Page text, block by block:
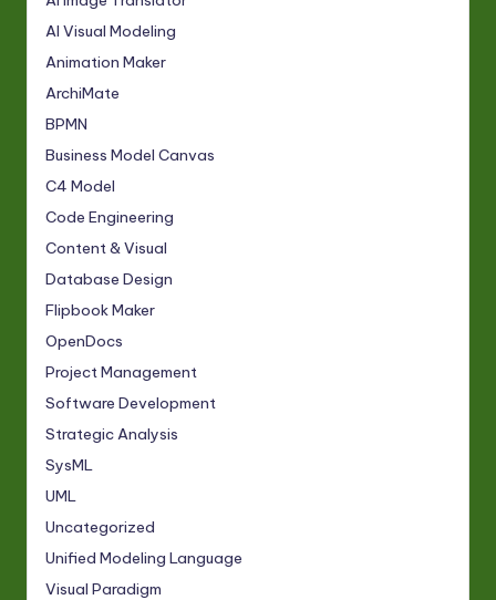
AI Visual Modeling
Animation Maker
ArchiMate
BPMN
Business Model Canvas
C4 Model
Code Engineering
Content & Visual
Database Design
Flipbook Maker
OpenDocs
Project Management
Software Development
Strategic Analysis
SysML
UML
Uncategorized
Unified Modeling Language
Visual Paradigm